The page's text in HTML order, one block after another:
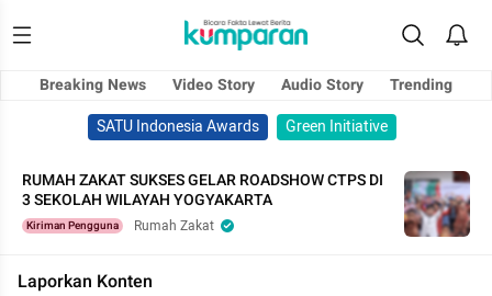
Breaking News Video Story Audio Story
Trending
SATU Indonesia Awards
Green Initiative
RUMAH ZAKAT SUKSES GELAR ROADSHOW CTPS DI
3 SEKOLAH WILAYAH YOGYAKARTA
Kiriman Pengguna Rumah Zakat
Laporkan Konten